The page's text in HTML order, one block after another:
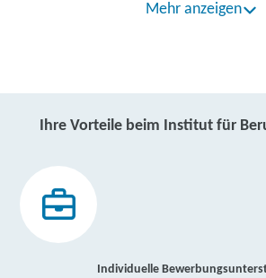
Mehr anzeigen
Ihre Vorteile beim Institut für
Individuelle